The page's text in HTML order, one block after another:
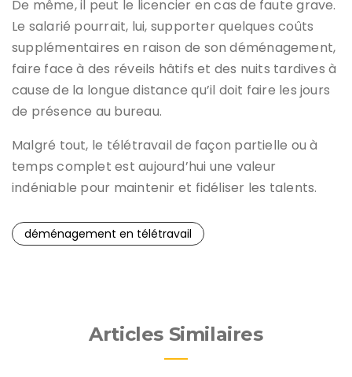
De même, il peut le licencier en cas de faute grave.
Le salarié pourrait, lui, supporter quelques coûts
supplémentaires en raison de son déménagement,
faire face à des réveils hâtifs et des nuits tardives à
cause de la longue distance qu’il doit faire les jours
de présence au bureau.
Malgré tout, le télétravail de façon partielle ou à
temps complet est aujourd’hui une valeur
indéniable pour maintenir et fidéliser les talents.
déménagement en télétravail
Articles Similaires